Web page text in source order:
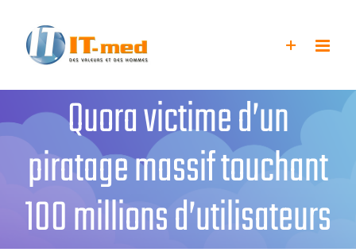
contenu
Quora victime d’un
piratage massif touchant
100 millions d’utilisateurs